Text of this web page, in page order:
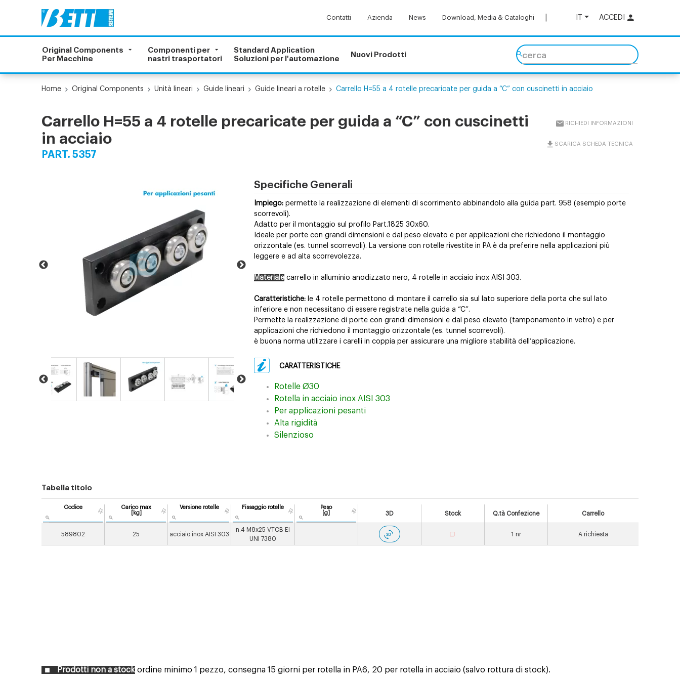
ACCEDI
Contatti Azienda News Download, Media & Cataloghi
Original Components
Per Macchine
Componenti per
nastri trasportatori
Standard Application
Soluzioni per l'automazione
Nuovi Prodotti cerca
Home Original Components Unità lineari Guide lineari Guide lineari a rotelle Carrello H=55 a 4 rotelle precaricate per guida a “C” con cuscinetti in acciaio
Carrello H=55 a 4 rotelle precaricate per guida a “C” con cuscinetti
in acciaio
PART. 5357
RICHIEDI INFORMAZIONI
SCARICA SCHEDA TECNICA
Specifiche Generali
Impiego:permette la realizzazione di elementi di scorrimento abbinandolo alla guida part. 958 (esempio porte
scorrevoli).
Adatto per il montaggio sul profilo Part.1825 30x60.
Ideale per porte con grandi dimensioni e dal peso elevato e per applicazioni che richiedono il montaggio
orizzontale (es. tunnel scorrevoli). La versione con rotelle rivestite in PA è da preferire nella applicazioni più
leggere e ad alta scorrevolezza.
Materialecarrello in alluminio anodizzato nero, 4 rotelle in acciaio inox AISI 303.
Caratteristiche:le 4 rotelle permettono di montare il carrello sia sul lato superiore della porta che sul lato
inferiore e non necessitano di essere registrate nella guida a “C”.
Permette la realizzazione di porte con grandi dimensioni e dal peso elevato (tamponamento in vetro) e per
applicazioni che richiedono il montaggio orizzontale (es. tunnel scorrevoli).
è buona norma utilizzare i carelli in coppia per assicurare una migliore stabilità dell’applicazione.
CARATTERISTICHE
Rotelle Ø30
Rotella in acciaio inox AISI 303
Per applicazioni pesanti
Alta rigidità
Silenzioso
Tabella titolo
Codice
Carico max
[kg]
Versione rotelle Fissaggio rotelle
Peso
[g]
3D Stock Q.tà Confezione Carrello
589802 25 acciaio inox AISI 303
n.4 M8x25 VTCB EI
UNI 7380
1 nr A richiesta
Prodotti non a stock ordine minimo 1 pezzo, consegna 15 giorni per rotella in PA6, 20 per rotella in acciaio (salvo rottura di stock).